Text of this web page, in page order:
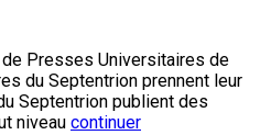
Presses Universitaires de
du Septentrion prennent leur
Septentrion publient des
niveau continuer